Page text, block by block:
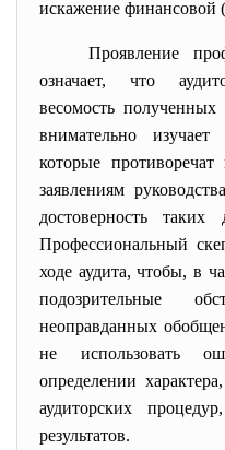
искажение финансовой
Проявление
означает, что
весомость полученных
внимательно изучает
которые
заявлениям
достоверность
Профессиональный
ходе аудита, чтобы, в
подозрительные
неоправданных
не использовать
определении
аудиторских
результатов.